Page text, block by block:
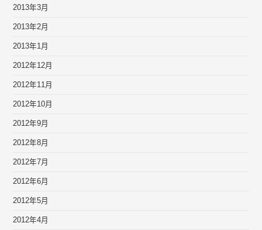
2013年3月
2013年2月
2013年1月
2012年12月
2012年11月
2012年10月
2012年9月
2012年8月
2012年7月
2012年6月
2012年5月
2012年4月